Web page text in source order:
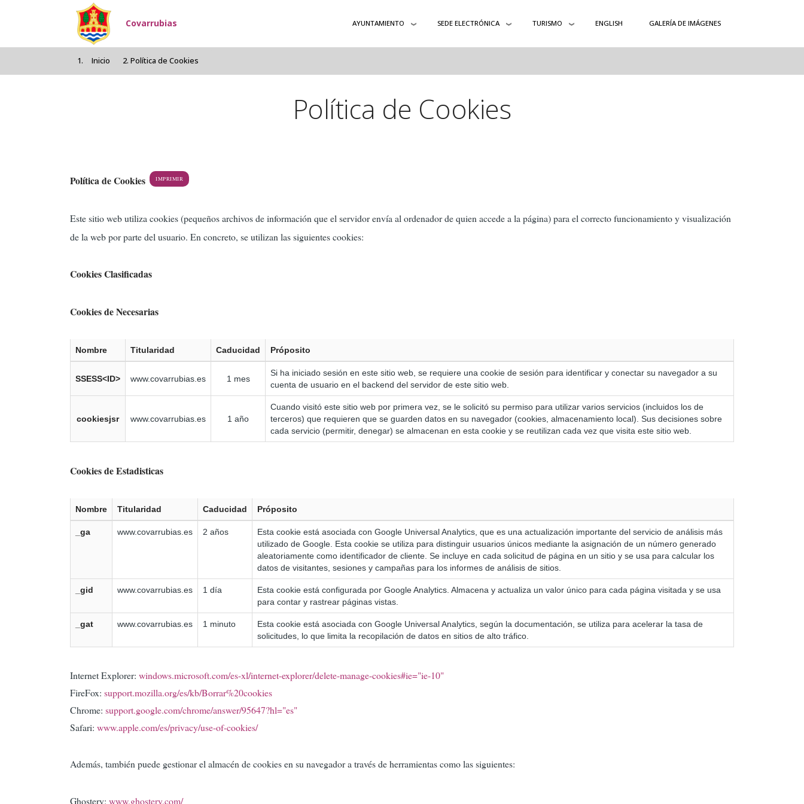
Pasar al contenido principal
Covarrubias AYUNTAMIENTO SEDE ELECTRÓNICA TURISMO ENGLISH GALERÍA DE IMÁGENES
Inicio Política de Cookies
Política de Cookies
Política de Cookies IMPRIMIR
Este sitio web utiliza cookies (pequeños archivos de información que el servidor envía al ordenador de quien accede a la página) para el correcto funcionamiento y visualización
de la web por parte del usuario. En concreto, se utilizan las siguientes cookies:
Cookies Clasificadas
Cookies de Necesarias
Nombre Titularidad Caducidad Próposito
SSESS<ID> www.covarrubias.es 1 mes
Si ha iniciado sesión en este sitio web, se requiere una cookie de sesión para identificar y conectar su navegador a su
cuenta de usuario en el backend del servidor de este sitio web.
cookiesjsr www.covarrubias.es 1 año
Cuando visitó este sitio web por primera vez, se le solicitó su permiso para utilizar varios servicios (incluidos los de
terceros) que requieren que se guarden datos en su navegador (cookies, almacenamiento local). Sus decisiones sobre
cada servicio (permitir, denegar) se almacenan en esta cookie y se reutilizan cada vez que visita este sitio web.
Cookies de Estadisticas
Nombre Titularidad Caducidad Próposito
_ga www.covarrubias.es 2 años
Esta cookie está asociada con Google Universal Analytics, que es una actualización importante del servicio de análisis más
utilizado de Google. Esta cookie se utiliza para distinguir usuarios únicos mediante la asignación de un número generado
aleatoriamente como identificador de cliente. Se incluye en cada solicitud de página en un sitio y se usa para calcular los
datos de visitantes, sesiones y campañas para los informes de análisis de sitios.
_gid www.covarrubias.es 1 día
Esta cookie está configurada por Google Analytics. Almacena y actualiza un valor único para cada página visitada y se usa
para contar y rastrear páginas vistas.
_gat www.covarrubias.es 1 minuto
Esta cookie está asociada con Google Universal Analytics, según la documentación, se utiliza para acelerar la tasa de
solicitudes, lo que limita la recopilación de datos en sitios de alto tráfico.
Internet Explorer: windows.microsoft.com/es-xl/internet-explorer/delete-manage-cookies#ie="ie-10"
FireFox: support.mozilla.org/es/kb/Borrar%20cookies
Chrome: support.google.com/chrome/answer/95647?hl="es"
Safari: www.apple.com/es/privacy/use-of-cookies/
Además, también puede gestionar el almacén de cookies en su navegador a través de herramientas como las siguientes:
Ghostery: www.ghostery.com/